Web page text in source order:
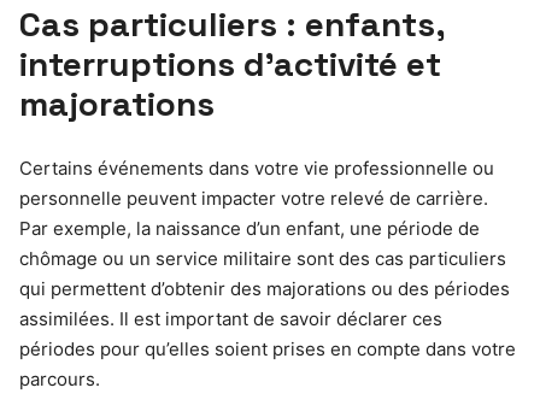
Cas particuliers : enfants,
interruptions d’activité et
majorations
Certains événements dans votre vie professionnelle ou
personnelle peuvent impacter votre relevé de carrière.
Par exemple, la naissance d’un enfant, une période de
chômage ou un service militaire sont des cas particuliers
qui permettent d’obtenir des majorations ou des périodes
assimilées. Il est important de savoir déclarer ces
périodes pour qu’elles soient prises en compte dans votre
parcours.